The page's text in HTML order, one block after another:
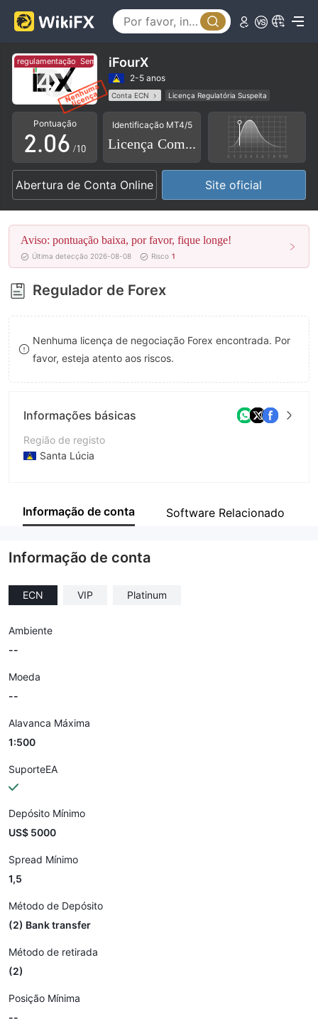
regulamentação Sem regulamentação
iFourX
2-5 anos
Conta ECN
Licença Regulatória Suspeita
Etiqueta principal MT5
Comerciantes Regionais
Risco potencial alto
Pontuação
0
1
2
3
4
5
6
7
8
9
.0
1
2
3
4
5
6
7
8
2
3
4
5
6
7
8
9
/10
Identificação MT4/5
Licença Completa
Abertura de Conta Online Site oficial
Aviso: pontuação baixa, por favor, fique longe!
Última detecção 2026-08-08 Risco 1
Regulador de Forex
Nenhuma licença de negociação Forex encontrada. Por
favor, esteja atento aos riscos.
Informações básicas
Região de registo
Santa Lúcia
Empresa
Informação de conta Software Relacionado
Informação de conta
ECN VIP Platinum
Ambiente
--
Moeda
--
Alavanca Máxima
1:500
SuporteEA
Depósito Mínimo
US$ 5000
Spread Mínimo
1,5
Método de Depósito
(2) Bank transfer
Método de retirada
(2)
Posição Mínima
--